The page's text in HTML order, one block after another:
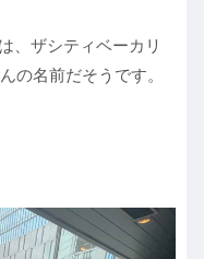
、ザシティベーカリ
の名前だそうです。